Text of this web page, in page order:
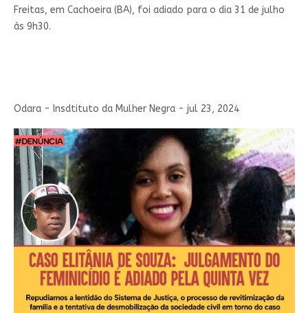
Freitas, em Cachoeira (BA), foi adiado para o dia 31 de julho
às 9h30.
Odara - Insdtituto da Mulher Negra - jul 23, 2024